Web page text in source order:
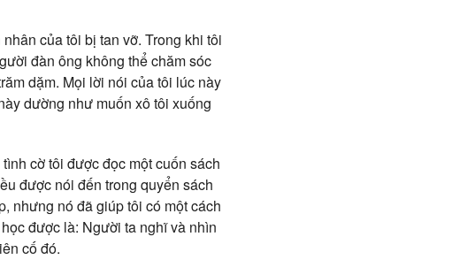
của tôi bị tan vỡ. Trong khi tôi
đàn ông không thể chăm sóc
dặm. Mọi lời nói của tôi lúc này
dường như muốn xô tôi xuống
cờ tôi được đọc một cuốn sách
được nói đến trong quyển sách
nhưng nó đã giúp tôi có một cách
được là: Người ta nghĩ và nhìn
cố đó.